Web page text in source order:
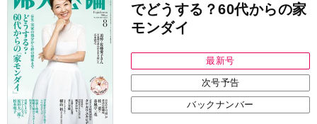
でどうする？60代からの家
モンダイ
最新号
次号予告
バックナンバー